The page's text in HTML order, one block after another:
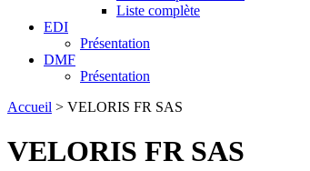
Liste complète
EDI
Présentation
DMF
Présentation
Accueil > VELORIS FR SAS
VELORIS FR SAS